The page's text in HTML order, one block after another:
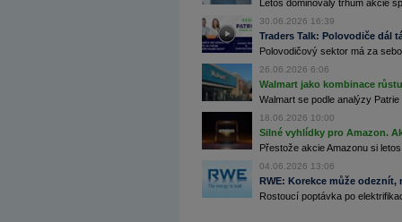
Letos dominovaly trhům akcie
30.06.2026 16:39
Traders Talk: Polovodiče dál
Polovodičový sektor má za
26.06.2026 6:06
Walmart jako kombinace
Walmart se podle analýzy
18.06.2026 10:00
Silné vyhlídky pro Amazon.
Přestože akcie Amazonu si
04.06.2026 13:06
RWE: Korekce může
Rostoucí poptávka po